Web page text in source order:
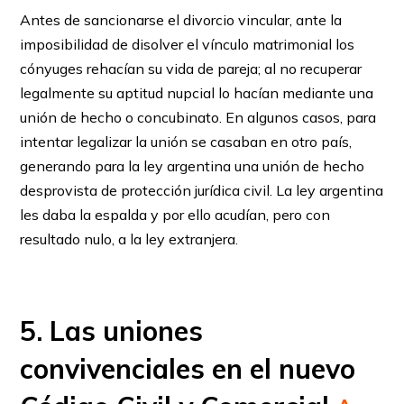
Antes de sancionarse el divorcio vincular, ante la
imposibilidad de disolver el víncu­lo matrimonial los
cónyuges rehacían su vida de pareja; al no recuperar
legalmente su aptitud nupcial lo hacían mediante una
unión de hecho o concubinato. En algunos casos, para
intentar legalizar la unión se casaban en otro país,
generando para la ley argentina una unión de hecho
desprovista de protección jurídica civil. La ley argentina
les daba la espalda y por ello acudían, pero con
resultado nulo, a la ley extranjera.
5. Las uniones
convivenciales en el nuevo